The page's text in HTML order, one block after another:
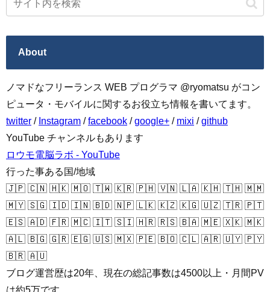
About
ノマドなフリーランス WEB プログラマ @ryomatsu がコン
ピュータ・モバイルに関するお役立ち情報を書いてます。
twitter / Instagram /facebook /google+ / mixi /github
YouTube チャンネルもあります
ロウモ電脳ラボ - YouTube
行った事ある国/地域
🇯🇵 🇨🇳 🇭🇰 🇲🇴 🇹🇼 🇰🇷 🇵🇭 🇻🇳 🇱🇦 🇰🇭 🇹🇭 🇲🇲
🇲🇾 🇸🇬 🇮🇩 🇮🇳 🇧🇩 🇳🇵 🇱🇰 🇰🇿 🇰🇬 🇺🇿 🇹🇷 🇵🇹
🇪🇸 🇦🇩 🇫🇷 🇲🇨 🇮🇹 🇸🇮 🇭🇷 🇷🇸 🇧🇦 🇲🇪 🇽🇰 🇲🇰
🇦🇱 🇧🇬 🇬🇷 🇪🇬 🇺🇸 🇲🇽 🇵🇪 🇧🇴 🇨🇱 🇦🇷 🇺🇾 🇵🇾
🇧🇷 🇦🇺
ブログ運営歴は20年、現在の総記事数は4500以上・月間PV
は約5万です